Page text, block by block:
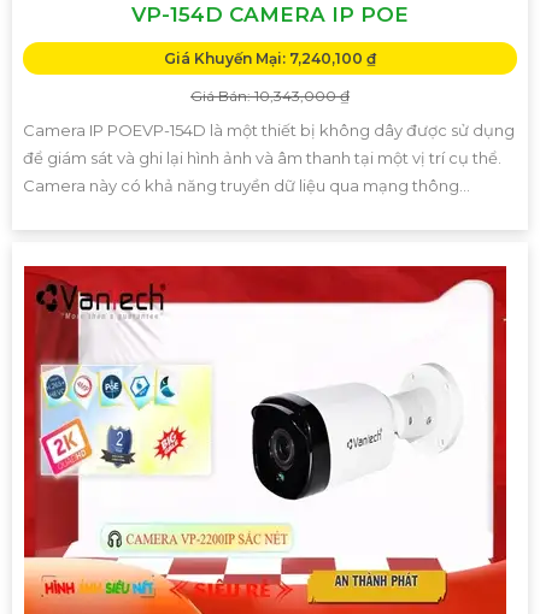
VP-154D CAMERA IP POE
Giá Khuyến Mại: 7,240,100 ₫
Giá Bán: 10,343,000 ₫
Camera IP POEVP-154D là một thiết bị không dây được sử dụng
để giám sát và ghi lại hình ảnh và âm thanh tại một vị trí cụ thể.
Camera này có khả năng truyền dữ liệu qua mạng thông...